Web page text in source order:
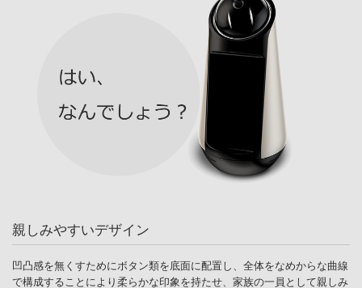
親しみやすいデザイン
凹凸感を無くすためにボタン類を底面に配置し、全体をなめからな曲線
で構成することにより柔らかな印象を持たせ、家族の一員として親しみ